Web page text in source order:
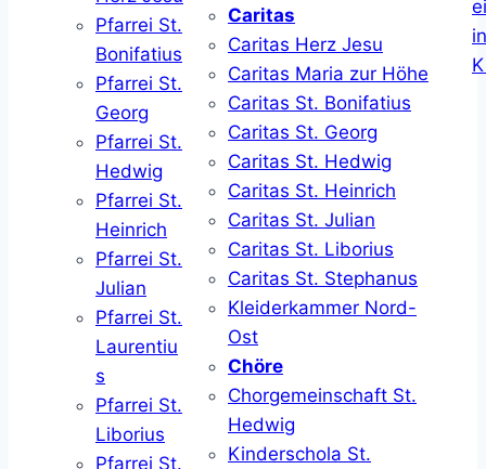
Pfarrei St.
Bonifatius
Pfarrei St.
Georg
Pfarrei St.
Hedwig
Pfarrei St.
Heinrich
Pfarrei St.
Julian
Pfarrei St.
Laurentiu
s
Pfarrei St.
Liborius
Pfarrei St.
Caritas
Caritas Herz Jesu
Caritas Maria zur Höhe
Caritas St. Bonifatius
Caritas St. Georg
Caritas St. Hedwig
Caritas St. Heinrich
Caritas St. Julian
Caritas St. Liborius
Caritas St. Stephanus
Kleiderkammer Nord-
Ost
Chöre
Chorgemeinschaft St.
Hedwig
Kinderschola St.